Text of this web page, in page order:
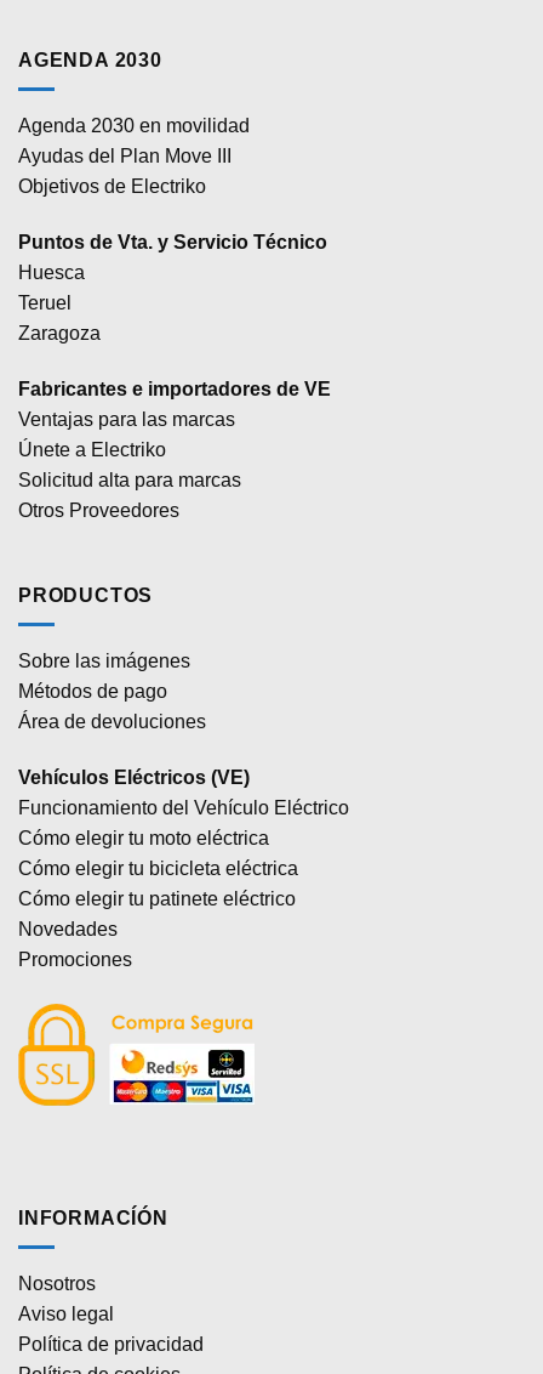
AGENDA 2030
Agenda 2030 en movilidad
Ayudas del Plan Move III
Objetivos de Electriko
Puntos de Vta. y Servicio Técnico
Huesca
Teruel
Zaragoza
Fabricantes e importadores de VE
Ventajas para las marcas
Únete a Electriko
Solicitud alta para marcas
Otros Proveedores
PRODUCTOS
Sobre las imágenes
Métodos de pago
Área de devoluciones
Vehículos Eléctricos (VE)
Funcionamiento del Vehículo Eléctrico
Cómo elegir tu moto eléctrica
Cómo elegir tu bicicleta eléctrica
Cómo elegir tu patinete eléctrico
Novedades
Promociones
INFORMACÍÓN
Nosotros
Aviso legal
Política de privacidad